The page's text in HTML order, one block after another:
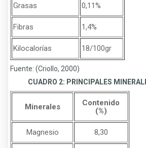
Grasas 0,11%
Fibras 1,4%
Kilocalorías 18/100gr
Fuente: (Criollo, 2000)
CUADRO 2: PRINCIPALES
Minerales
Contenido
(%)
Magnesio 8,30